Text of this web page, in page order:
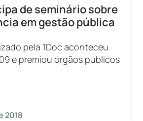
de seminário sobre
em gestão pública
pela 1Doc aconteceu
e premiou órgãos públicos
2018